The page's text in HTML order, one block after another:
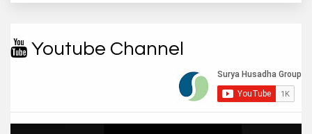
Youtube Channel